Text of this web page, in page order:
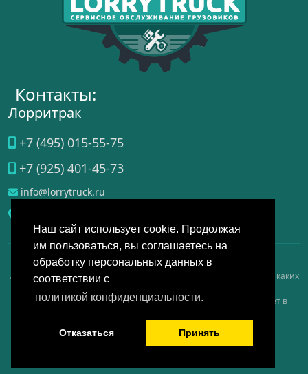
Наш сайт использует cookie. Продолжая
им пользоваться, вы соглашаетесь на
обработку персональных данных в
соответствии с
политикой конфиденциальности.
Отказаться Принять
Контакты:
Лорритрак
+7 (495) 015-55-75
+7 (925) 401-45-73
info@lorrytruck.ru
Данный интернет-сайт носит исключительно справочно-
информационный, аналитический, обзорный характер и ни при каких
положениями Статьи 437 Гражданского кодекса РФ, и не имеет в
Политика конфиденциальности